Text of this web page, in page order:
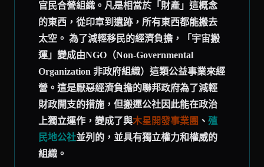
官民合營組織。凡是相當於「財產」這概念
的東西，從印章到遺跡，所有東西都能搬去
太空。 為了減輕移民的經濟負擔，「宇宙搬
運」變成由NGO（Non-Governmental
Organization 非政府組織）這類公益事業來經
營。這是厭惡經濟負擔的聯邦政府為了減輕
財政開支的措施，但搬運公社因此能在政治
上獨立運作，變成了與木星開發事業團 、 殖
民地公社並列的，並具有獨立權力和權威的
組織。